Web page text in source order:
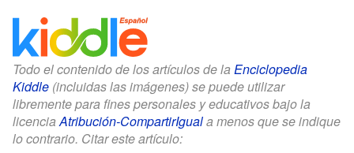
Todo el contenido de los artículos de la Enciclopedia
Kiddle (incluidas las imágenes) se puede utilizar
libremente para fines personales y educativos bajo la
licenciaAtribución-CompartirIguala menos que se indique
lo contrario. Citar este artículo: